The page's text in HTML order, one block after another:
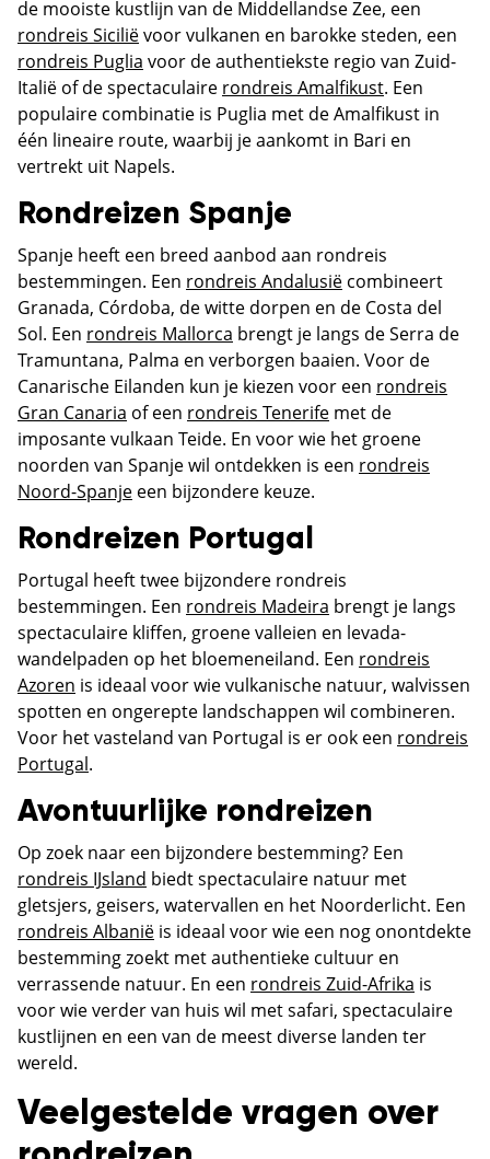
de mooiste kustlijn van de Middellandse Zee, een
rondreis Siciliëvoor vulkanen en barokke steden, een
rondreis Puglia voor de authentiekste regio van Zuid-
Italië of de spectaculaire rondreis Amalfikust. Een
populaire combinatie is Puglia met de Amalfikust in
één lineaire route, waarbij je aankomt in Bari en
vertrekt uit Napels.
Rondreizen Spanje
Spanje heeft een breed aanbod aan rondreis
bestemmingen. Een rondreis Andalusië combineert
Granada, Córdoba, de witte dorpen en de Costa del
Sol. Een rondreis Mallorca brengt je langs de Serra de
Tramuntana, Palma en verborgen baaien. Voor de
Canarische Eilanden kun je kiezen voor een rondreis
Gran Canaria of een rondreis Tenerife met de
imposante vulkaan Teide. En voor wie het groene
noorden van Spanje wil ontdekken is een rondreis
Noord-Spanje een bijzondere keuze.
Rondreizen Portugal
Portugal heeft twee bijzondere rondreis
bestemmingen. Een rondreis Madeira brengt je langs
spectaculaire kliffen, groene valleien en levada-
wandelpaden op het bloemeneiland. Een rondreis
Azoren is ideaal voor wie vulkanische natuur, walvissen
spotten en ongerepte landschappen wil combineren.
Voor het vasteland van Portugal is er ook een rondreis
Portugal.
Avontuurlijke rondreizen
Op zoek naar een bijzondere bestemming? Een
rondreis IJsland biedt spectaculaire natuur met
gletsjers, geisers, watervallen en het Noorderlicht. Een
rondreis Albanië is ideaal voor wie een nog onontdekte
bestemming zoekt met authentieke cultuur en
verrassende natuur. En een rondreis Zuid-Afrika is
voor wie verder van huis wil met safari, spectaculaire
kustlijnen en een van de meest diverse landen ter
wereld.
Veelgestelde vragen over